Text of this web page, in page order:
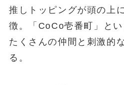
推しトッピングが頭の上
徴。「CoCo壱番町」とい
たくさんの仲間と刺激的
る。